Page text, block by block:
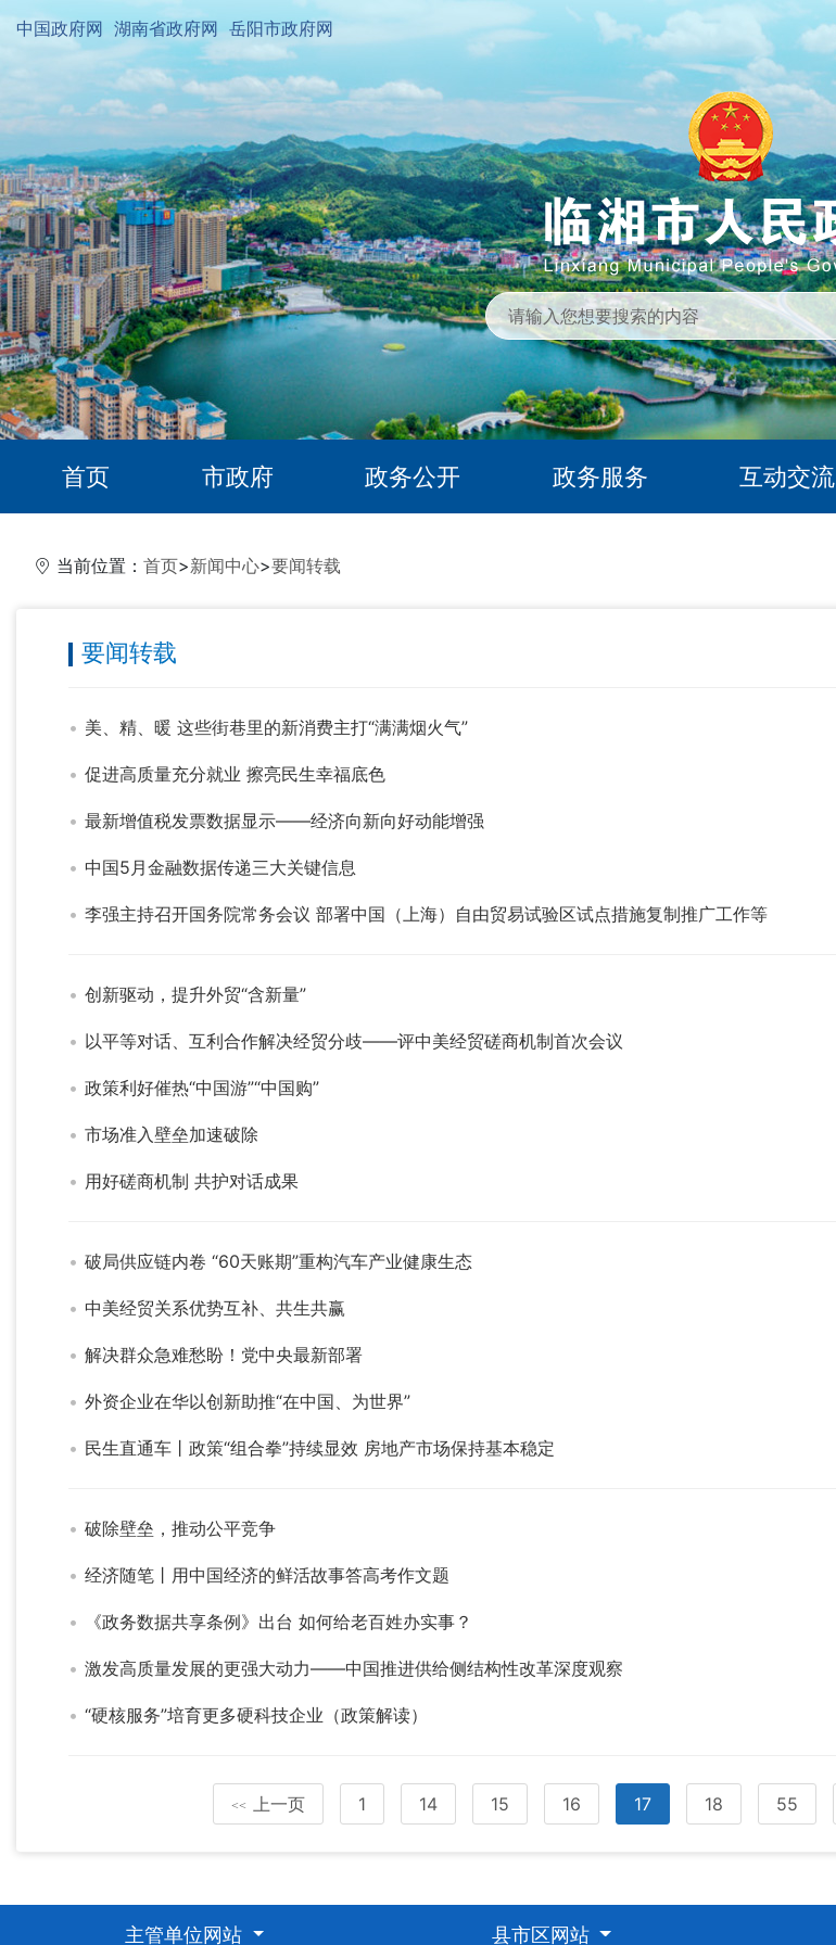
中国政府网 湖南省政府网 岳阳市政府网
首页 市政府 政务公开 政务服务 互动交流
当前位置： 首页>新闻中心>要闻转载
要闻转载
美、精、暖 这些街巷里的新消费主打“满满烟火气”
促进高质量充分就业 擦亮民生幸福底色
最新增值税发票数据显示——经济向新向好动能增强
中国5月金融数据传递三大关键信息
李强主持召开国务院常务会议 部署中国（上海）自由贸易试验区试点措施复制推广工作等
创新驱动，提升外贸“含新量”
以平等对话、互利合作解决经贸分歧——评中美经贸磋商机制首次会议
政策利好催热“中国游”“中国购”
市场准入壁垒加速破除
用好磋商机制 共护对话成果
破局供应链内卷 “60天账期”重构汽车产业健康生态
中美经贸关系优势互补、共生共赢
解决群众急难愁盼！党中央最新部署
外资企业在华以创新助推“在中国、为世界”
民生直通车丨政策“组合拳”持续显效 房地产市场保持基本稳定
破除壁垒，推动公平竞争
经济随笔丨用中国经济的鲜活故事答高考作文题
《政务数据共享条例》出台 如何给老百姓办实事？
激发高质量发展的更强大动力——中国推进供给侧结构性改革深度观察
“硬核服务”培育更多硬科技企业（政策解读）
<< 上一页 1 14 15 16 17 18 55
主管单位网站 县市区网站